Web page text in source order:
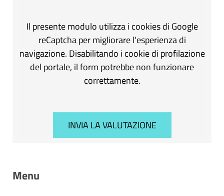
Il presente modulo utilizza i cookies di Google
reCaptcha per migliorare l'esperienza di
navigazione. Disabilitando i cookie di profilazione
del portale, il form potrebbe non funzionare
correttamente.
Menu